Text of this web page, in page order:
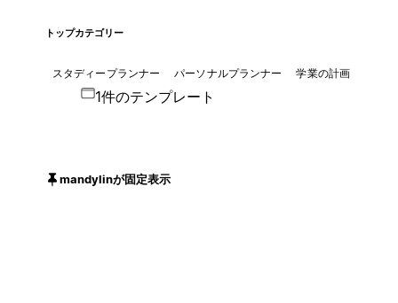
トップカテゴリー
スタディープランナー パーソナルプランナー 学業の計画
1件のテンプレート
mandylinが固定表示